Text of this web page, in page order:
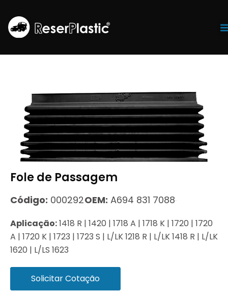
Fole de Passagem
Código: 000292OEM: A694 831 7088
Aplicação:1418 R | 1420 | 1718 A | 1718 K | 1720 | 1720
A | 1720 K | 1723 | 1723 S | L/LK 1218 R | L/LK 1418 R | L/LK
1620 | L/LS 1623
Solicitar Cotação